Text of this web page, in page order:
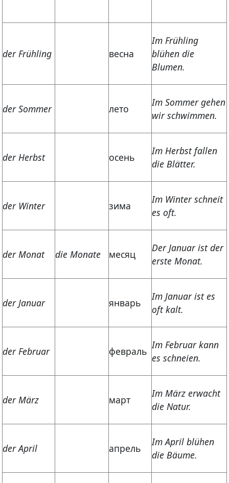
der Frühling весна
Im Frühling
blühen die
Blumen.
der Sommer лето
Im Sommer gehen
wir schwimmen.
der Herbst осень
Im Herbst fallen
die Blätter.
der Winter зима
Im Winter schneit
es oft.
der Monat die Monate месяц
Der Januar ist der
erste Monat.
der Januar январь
Im Januar ist es
oft kalt.
der Februar февраль
Im Februar kann
es schneien.
der März март
Im März erwacht
die Natur.
der April апрель
Im April blühen
die Bäume.